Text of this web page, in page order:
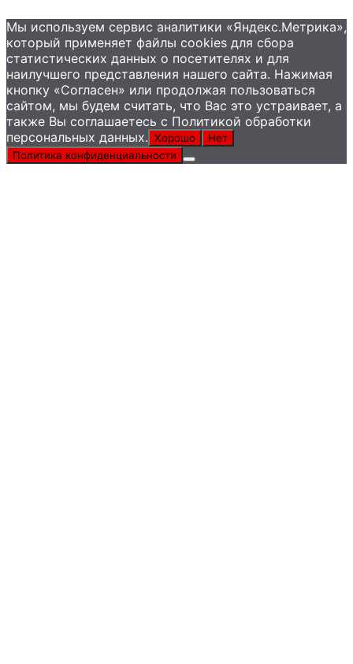
Мы используем сервис аналитики «Яндекс.Метрика»,
который применяет файлы сookies для сбора
статистических данных о посетителях и для
наилучшего представления нашего сайта. Нажимая
кнопку «Согласен» или продолжая пользоваться
сайтом, мы будем считать, что Вас это устраивает, а
также Вы соглашаетесь с Политикой обработки
персональных данных. Хорошо
Нет
Политика конфиденциальности